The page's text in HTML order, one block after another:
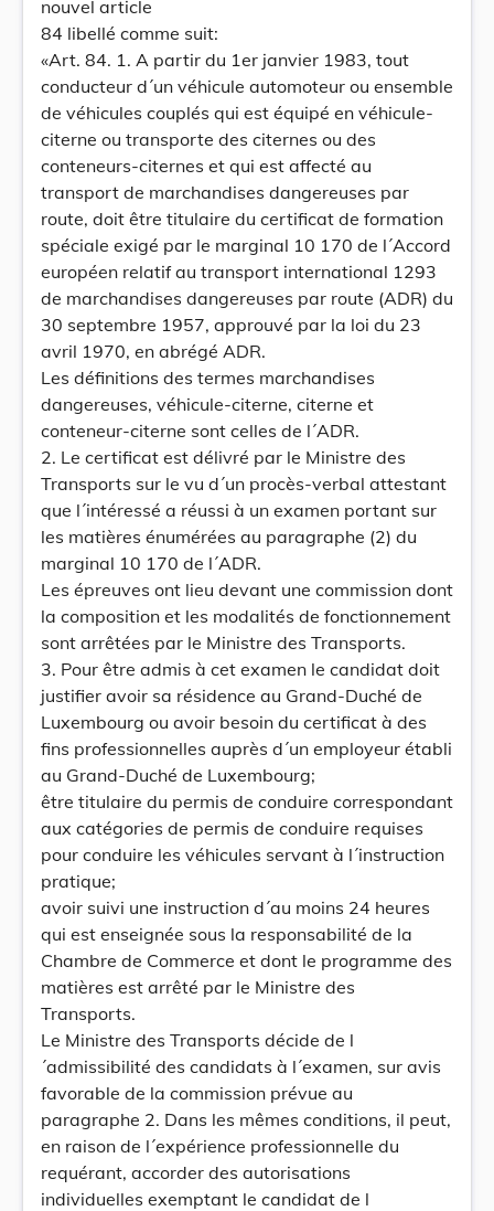
nouvel article
84 libellé comme suit:
«Art. 84. 1. A partir du 1er janvier 1983, tout
conducteur d´un véhicule automoteur ou ensemble
de véhicules couplés qui est équipé en véhicule-
citerne ou transporte des citernes ou des
conteneurs-citernes et qui est affecté au
transport de marchandises dangereuses par
route, doit être titulaire du certificat de formation
spéciale exigé par le marginal 10 170 de l´Accord
européen relatif au transport international 1293
de marchandises dangereuses par route (ADR) du
30 septembre 1957, approuvé par la loi du 23
avril 1970, en abrégé ADR.
Les définitions des termes marchandises
dangereuses, véhicule-citerne, citerne et
conteneur-citerne sont celles de l´ADR.
2. Le certificat est délivré par le Ministre des
Transports sur le vu d´un procès-verbal attestant
que l´intéressé a réussi à un examen portant sur
les matières énumérées au paragraphe (2) du
marginal 10 170 de l´ADR.
Les épreuves ont lieu devant une commission dont
la composition et les modalités de fonctionnement
sont arrêtées par le Ministre des Transports.
3. Pour être admis à cet examen le candidat doit
justifier avoir sa résidence au Grand-Duché de
Luxembourg ou avoir besoin du certificat à des
fins professionnelles auprès d´un employeur établi
au Grand-Duché de Luxembourg;
être titulaire du permis de conduire correspondant
aux catégories de permis de conduire requises
pour conduire les véhicules servant à l´instruction
pratique;
avoir suivi une instruction d´au moins 24 heures
qui est enseignée sous la responsabilité de la
Chambre de Commerce et dont le programme des
matières est arrêté par le Ministre des
Transports.
Le Ministre des Transports décide de l
´admissibilité des candidats à l´examen, sur avis
favorable de la commission prévue au
paragraphe 2. Dans les mêmes conditions, il peut,
en raison de l´expérience professionnelle du
requérant, accorder des autorisations
individuelles exemptant le candidat de l